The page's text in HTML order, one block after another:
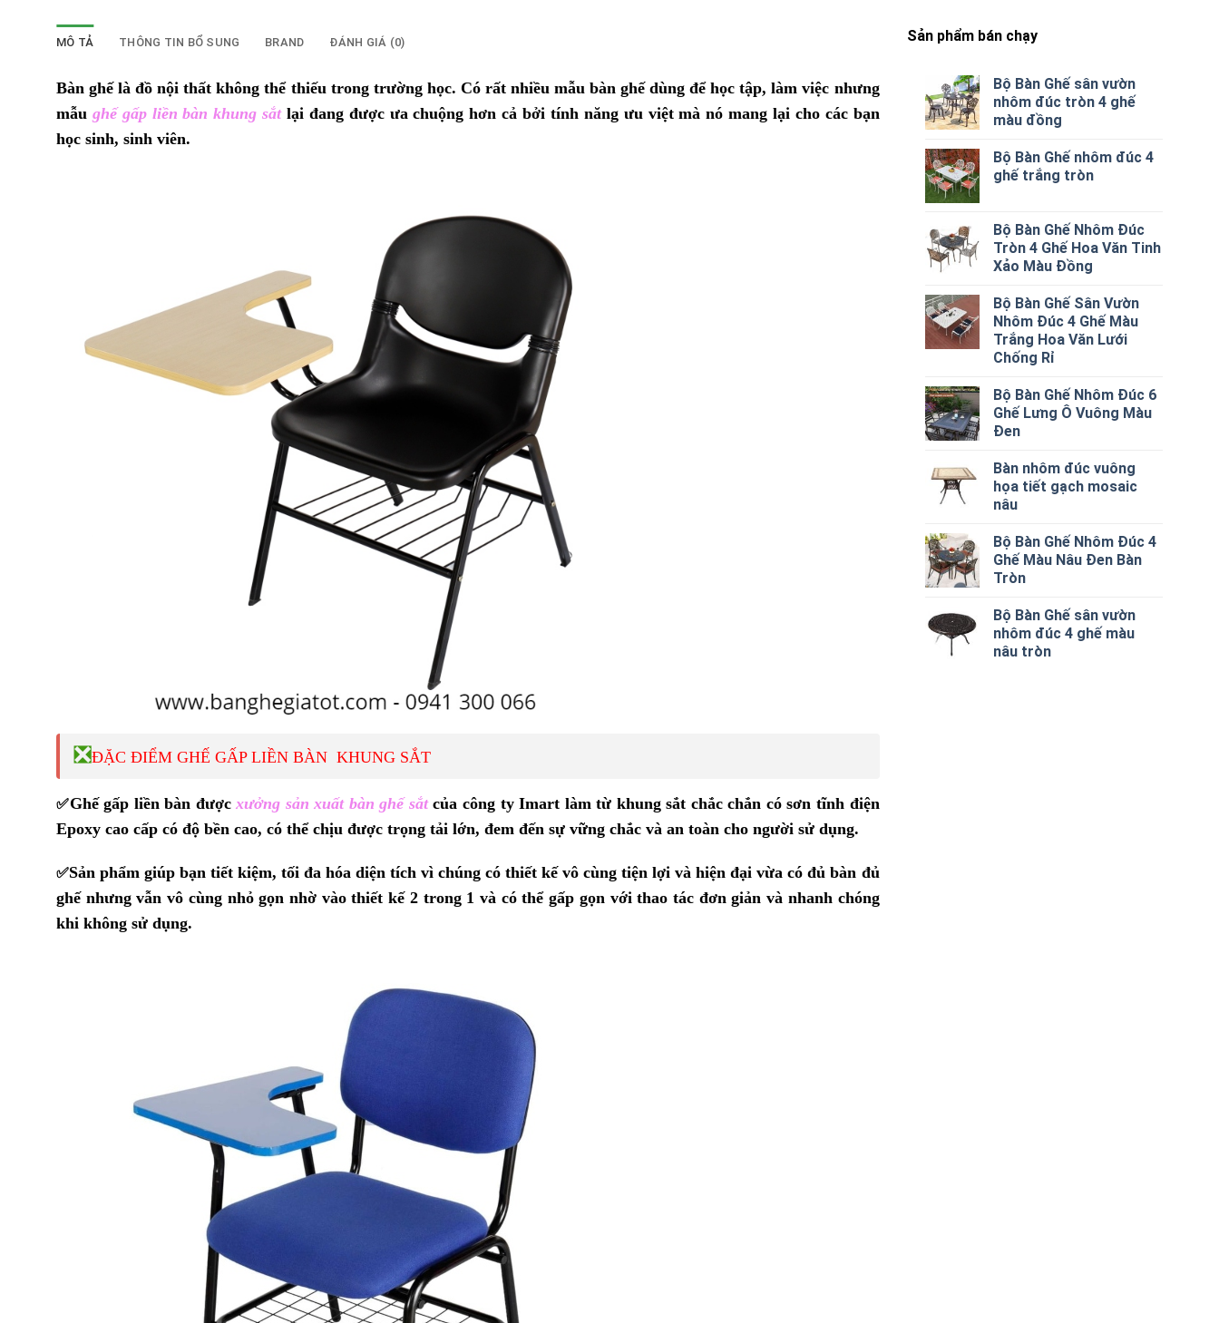
MÔ TẢ THÔNG TIN BỔ SUNG BRAND ĐÁNH GIÁ (0)
Bàn ghế là đồ nội thất không thể thiếu trong trường học. Có rất nhiều mẫu bàn ghế dùng để học tập, làm việc nhưng
mẫu ghế gấp liền bàn khung sắtlại đang được ưa chuộng hơn cả bởi tính năng ưu việt mà nó mang lại cho các bạn
học sinh, sinh viên.
❎ĐẶC ĐIỂM GHẾ GẤP LIỀN BÀN KHUNG SẮT
✅Ghế gấp liền bàn đượcxưởng sản xuất bàn ghế sắtcủa công ty Imart làm từ khung sắt chắc chắn có sơn tĩnh điện
Epoxy cao cấp có độ bền cao, có thể chịu được trọng tải lớn, đem đến sự vững chắc và an toàn cho người sử dụng.
✅Sản phẩm giúp bạn tiết kiệm, tối đa hóa diện tích vì chúng có thiết kế vô cùng tiện lợi và hiện đại vừa có đủ bàn đủ
ghế nhưng vẫn vô cùng nhỏ gọn nhờ vào thiết kế 2 trong 1 và có thể gấp gọn với thao tác đơn giản và nhanh chóng
khi không sử dụng.
Sản phẩm bán chạy
Bộ Bàn Ghế sân vườn
nhôm đúc tròn 4 ghế
màu đồng
Bộ Bàn Ghế nhôm đúc 4
ghế trắng tròn
Bộ Bàn Ghế Nhôm Đúc
Tròn 4 Ghế Hoa Văn Tinh
Xảo Màu Đồng
Bộ Bàn Ghế Sân Vườn
Nhôm Đúc 4 Ghế Màu
Trắng Hoa Văn Lưới
Chống Rỉ
Bộ Bàn Ghế Nhôm Đúc 6
Ghế Lưng Ô Vuông Màu
Đen
Bàn nhôm đúc vuông
họa tiết gạch mosaic
nâu
Bộ Bàn Ghế Nhôm Đúc 4
Ghế Màu Nâu Đen Bàn
Tròn
Bộ Bàn Ghế sân vườn
nhôm đúc 4 ghế màu
nâu tròn